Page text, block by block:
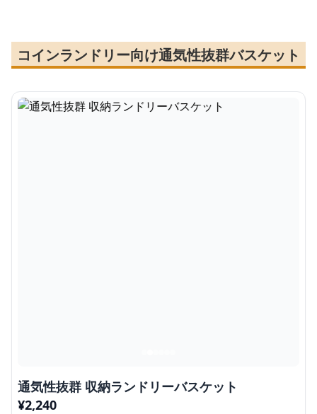
コインランドリー向け通気性抜群バスケット
通気性抜群 収納ランドリーバスケット
¥2,240